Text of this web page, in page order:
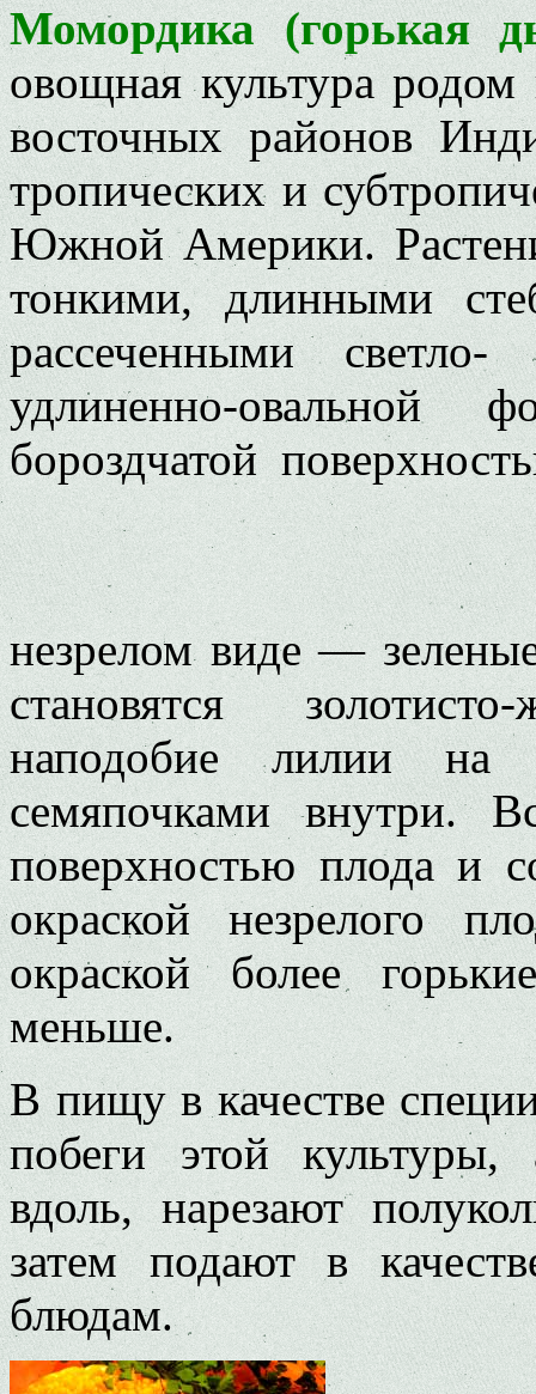
Момордика (горькая
овощная культура
восточных районов
тропических и
Южной Америки.
тонкими, длинными
рассеченными
удлиненно-
бороздчатой
незрелом виде —
становятся
наподобие лилии на
семяпочками внутри.
поверхностью плода и
окраской незрелого
окраской более
меньше.
В пищу в качестве
побеги этой
вдоль, нарезают
затем подают в
блюдам.